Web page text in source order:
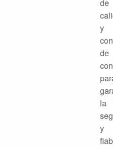
de
y
de
la
y